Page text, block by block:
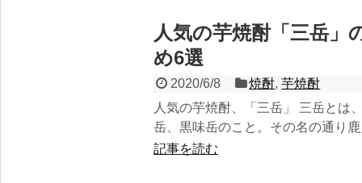
人気の芋焼酎「三岳」
め6選
2020/6/8 焼酎,芋焼酎
人気の芋焼酎、「三岳」 三岳とは
岳、黒味岳のこと。その名の通り
記事を読む